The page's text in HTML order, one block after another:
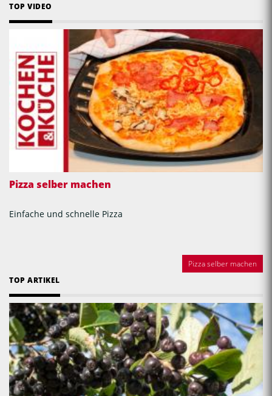
TOP VIDEO
Pizza selber machen
Einfache und schnelle Pizza
Pizza selber machen
TOP ARTIKEL